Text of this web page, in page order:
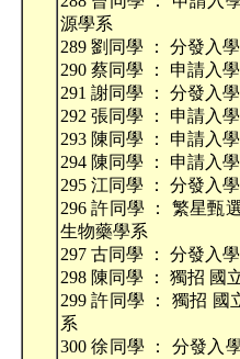
源學系
289 劉同學 ： 分發入
290 蔡同學 ： 申請入
291 謝同學 ： 分發入
292 張同學 ： 申請入
293 陳同學 ： 申請入
294 陳同學 ： 申請入
295 江同學 ： 分發入
296 許同學 ： 繁星甄
生物藥學系
297 古同學 ： 分發入
298 陳同學 ： 獨招 國
299 許同學 ： 獨招 國
系
300 徐同學 ： 分發入